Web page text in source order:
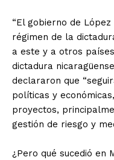
“El gobierno de
régimen de la
a este y a otros
dictadura
declararon que
políticas y
proyectos,
gestión de riesgo y
¿Pero qué sucedió en